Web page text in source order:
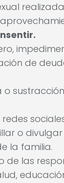
de
o
la familia.
de las